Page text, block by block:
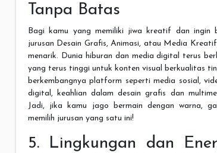
Tanpa Batas
Bagi kamu yang memiliki jiwa kreatif dan ingin
jurusan Desain Grafis, Animasi, atau Media
menarik. Dunia hiburan dan media digital terus
yang terus tinggi untuk konten visual berkualitas
berkembangnya platform seperti media sosial,
digital, keahlian dalam desain grafis dan
Jadi, jika kamu jago bermain dengan warna,
memilih jurusan yang satu ini!
5. Lingkungan dan